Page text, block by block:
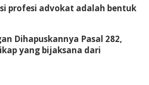
profesi advokat adalah bentuk
Dihapuskannya Pasal 282,
yang bijaksana dari